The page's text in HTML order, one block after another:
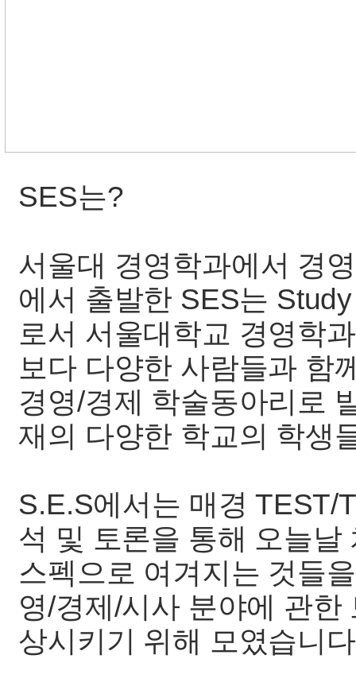
SES는?
서울대 경영학과에서 경
에서 출발한 SES는
로서 서울대학교 경영학
보다 다양한 사람들과 함
경영/경제 학술동아리로
재의 다양한 학교의 학생
S.E.S에서는 매경 TEST/
석 및 토론을 통해 오늘
스펙으로 여겨지는 것들
영/경제/시사 분야에 관
상시키기 위해 모였습니